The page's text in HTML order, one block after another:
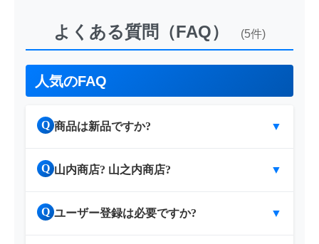
よくある質問（FAQ） (5件)
人気のFAQ
Q 商品は新品ですか? ▼
Q 山内商店? 山之内商店? ▼
Q ユーザー登録は必要ですか? ▼